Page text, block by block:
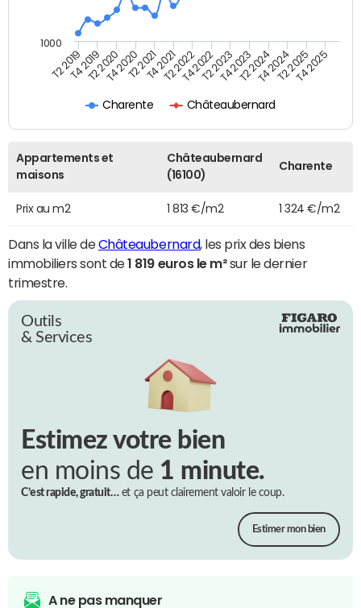
Charente Châteaubernard
T2 2019T4 2019T2 2020T4 2020T2 2021T4 2021T2 2022T4 2022T2 2023T4 2023T2 2024T4 2024T2 2025T4 2025
1000
Appartements et
maisons
Châteaubernard
(16100)
Charente
Prix au m2 1 813 €/m2 1 324 €/m2
Dans la ville deChâteaubernard, les prix des biens
immobiliers sont de1 819 euros le m²sur le dernier
trimestre.
Outils
& Services
Estimez votre bien
en moins de 1 minute.
C’est rapide, gratuit…et ça peut clairement valoir le coup.
Estimer mon bien
A ne pas manquer